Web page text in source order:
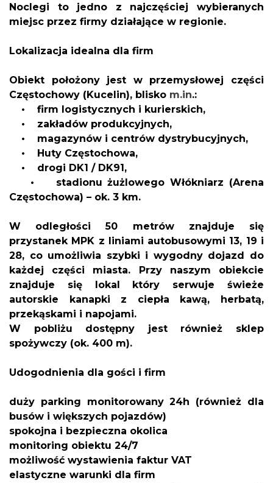
Noclegi to jedno z najczęściej wybieranych
miejsc przez firmy działające w regionie.
Lokalizacja idealna dla firm
Obiekt położony jest w przemysłowej części
Częstochowy (Kucelin), blisko m.in.:
• firm logistycznych i kurierskich,
• zakładów produkcyjnych,
• magazynów i centrów dystrybucyjnych,
• Huty Częstochowa,
• drogi DK1 / DK91,
• stadionu żużlowego Włókniarz (Arena
Częstochowa) – ok. 3 km.
W odległości 50 metrów znajduje się
przystanek MPK z liniami autobusowymi 13, 19 i
28, co umożliwia szybki i wygodny dojazd do
każdej części miasta. Przy naszym obiekcie
znajduje się lokal który serwuje świeże
autorskie kanapki z ciepła kawą, herbatą,
przekąskami i napojami.
W pobliżu dostępny jest również sklep
spożywczy (ok. 400 m).
Udogodnienia dla gości i firm
duży parking monitorowany 24h (również dla
busów i większych pojazdów)
spokojna i bezpieczna okolica
monitoring obiektu 24/7
możliwość wystawienia faktur VAT
elastyczne warunki dla firm